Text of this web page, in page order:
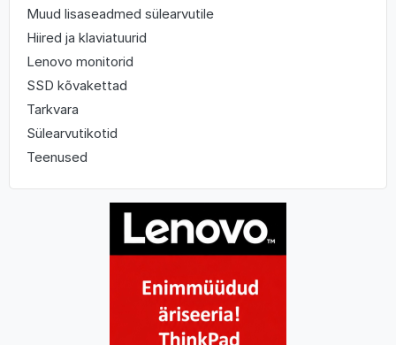
Muud lisaseadmed sülearvutile
Hiired ja klaviatuurid
Lenovo monitorid
SSD kõvakettad
Tarkvara
Sülearvutikotid
Teenused